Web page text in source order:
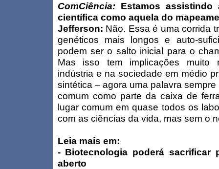
ComCiência: Estamos
científica como aquela do
Jefferson: Não. Essa é uma corrida
genéticos mais longos e auto-
podem ser o salto inicial para o
Mas isso tem implicações muito
indústria e na sociedade em médio
sintética – agora uma palavra
comum como parte da caixa de
lugar comum em quase todos os
com as ciências da vida, mas sem o
Leia mais em:
- Biotecnologia poderá sacrificar
aberto